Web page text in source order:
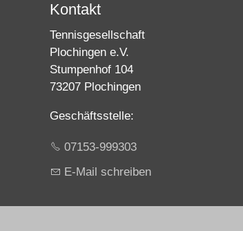
Kontakt
Tennisgesellschaft
Plochingen e.V.
Stumpenhof 104
73207 Plochingen
Geschäftsstelle:
07153-999303
E-Mail schreiben